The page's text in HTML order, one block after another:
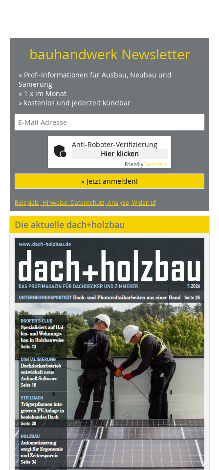
bauhandwerk Newsletter
» Profi-Informationen für Ausbau, Neubau und
Sanierung
» 1 x im Monat
» kostenlos und jederzeit kündbar
Anti-Roboter-Verifizierung
Hier klicken
FriendlyCaptcha ⇗
» Jetzt anmelden!
Beispiele, Hinweise: Datenschutz, Analyse, Widerruf
Die aktuelle dach+holzbau